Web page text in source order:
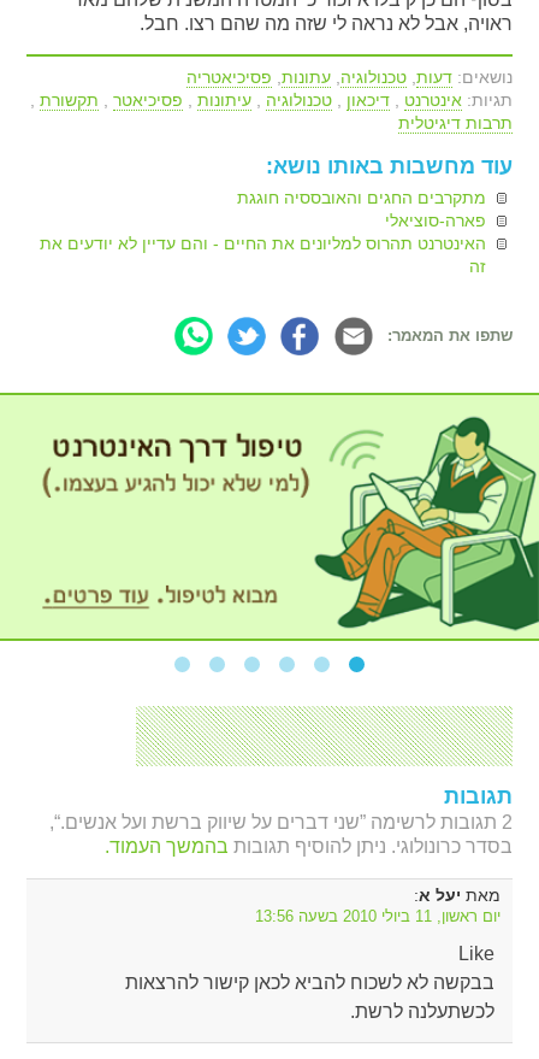
ראויה, אבל לא נראה לי שזה מה שהם רצו. חבל.
נושאים:דעות ,טכנולוגיה ,עתונות פסיכיאטריה
תגיות: אינטרנט ,דיכאון ,טכנולוגיה ,עיתונות פסיכיאטר תקשורת
תרבות דיגיטלית
עוד מחשבות באותו נושא:
מתקרבים החגים והאובססיה חוגגת
פארה-סוציאלי
האינטרנט תהרוס למליונים את החיים - והם עדיין לא יודעים את
זה
שתפו את המאמר:
תגובות
2 תגובות לרשימה ”שני דברים על שיווק ברשת ועל אנשים.“,
בסדר כרונולוגי. ניתן להוסיף תגובות בהמשך העמוד.
מאת יעל א:
יום ראשון, 11 ביולי 2010 בשעה 13:56
Like
בבקשה לא לשכוח להביא לכאן קישור להרצאות
לכשתעלנה לרשת.